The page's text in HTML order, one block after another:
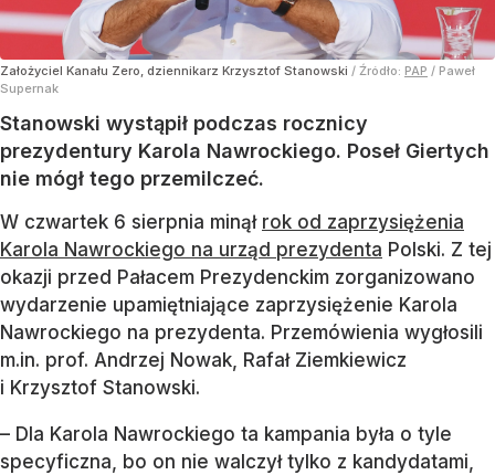
Założyciel Kanału Zero, dziennikarz Krzysztof Stanowski / Źródło: PAP / Paweł
Supernak
Stanowski wystąpił podczas rocznicy
prezydentury Karola Nawrockiego. Poseł Giertych
nie mógł tego przemilczeć.
W czwartek 6 sierpnia minął rok od zaprzysiężenia
Karola Nawrockiego na urząd prezydenta Polski. Z tej
okazji przed Pałacem Prezydenckim zorganizowano
wydarzenie upamiętniające zaprzysiężenie Karola
Nawrockiego na prezydenta. Przemówienia wygłosili
m.in. prof. Andrzej Nowak, Rafał Ziemkiewicz
i Krzysztof Stanowski.
– Dla Karola Nawrockiego ta kampania była o tyle
specyficzna, bo on nie walczył tylko z kandydatami,